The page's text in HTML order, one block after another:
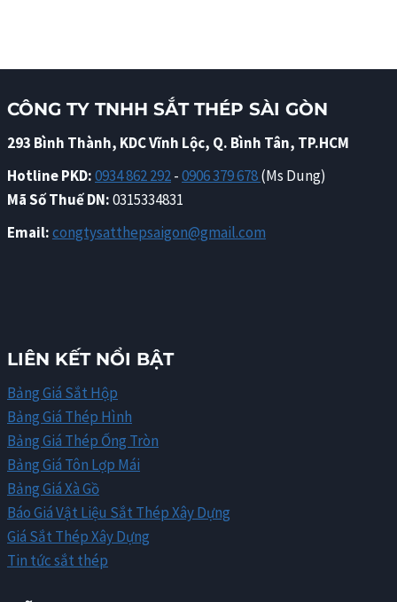
CÔNG TY TNHH SẮT THÉP SÀI GÒN
293 Bình Thành, KDC Vĩnh Lộc, Q. Bình Tân, TP.HCM
Hotline PKD:0934 862 292-0906 379 678(Ms Dung)
Mã Số Thuế DN:0315334831
Email:congtysatthepsaigon@gmail.com
LIÊN KẾT NỔI BẬT
Bảng Giá Sắt Hộp
Bảng Giá Thép Hình
Bảng Giá Thép Ống Tròn
Bảng Giá Tôn Lợp Mái
Bảng Giá Xà Gồ
Báo Giá Vật Liệu Sắt Thép Xây Dựng
Giá Sắt Thép Xây Dựng
Tin tức sắt thép